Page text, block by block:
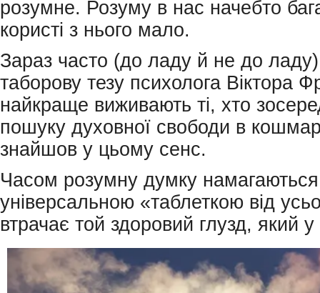
розумне. Розуму в нас начебто
користі з нього мало.
Зараз часто (до ладу й не до
таборову тезу психолога Віктора
найкраще виживають ті, хто
пошуку духовної свободи в
знайшов у цьому сенс.
Часом розумну думку
універсальною «таблеткою від
втрачає той здоровий глузд, який у